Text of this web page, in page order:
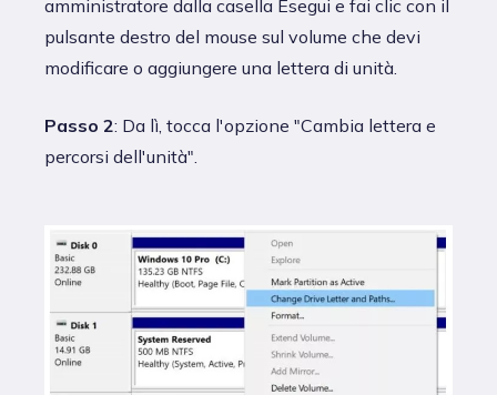
amministratore dalla casella Esegui e fai clic con il
pulsante destro del mouse sul volume che devi
modificare o aggiungere una lettera di unità.
Passo 2: Da lì, tocca l'opzione "Cambia lettera e
percorsi dell'unità".